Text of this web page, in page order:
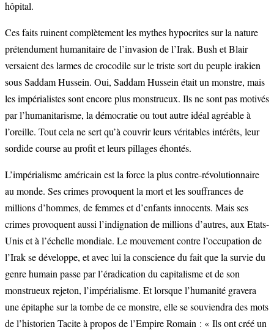
hôpital.
Ces faits ruinent complètement les mythes hypocrites sur la nature
prétendument humanitaire de l’invasion de l’Irak. Bush et Blair
versaient des larmes de crocodile sur le triste sort du peuple irakien
sous Saddam Hussein. Oui, Saddam Hussein était un monstre, mais
les impérialistes sont encore plus monstrueux. Ils ne sont pas motivés
par l’humanitarisme, la démocratie ou tout autre idéal agréable à
l’oreille. Tout cela ne sert qu’à couvrir leurs véritables intérêts, leur
sordide course au profit et leurs pillages éhontés.
L’impérialisme américain est la force la plus contre-révolutionnaire
au monde. Ses crimes provoquent la mort et les souffrances de
millions d’hommes, de femmes et d’enfants innocents. Mais ses
crimes provoquent aussi l’indignation de millions d’autres, aux Etats-
Unis et à l’échelle mondiale. Le mouvement contre l’occupation de
l’Irak se développe, et avec lui la conscience du fait que la survie du
genre humain passe par l’éradication du capitalisme et de son
monstrueux rejeton, l’impérialisme. Et lorsque l’humanité gravera
une épitaphe sur la tombe de ce monstre, elle se souviendra des mots
de l’historien Tacite à propos de l’Empire Romain : « Ils ont créé un